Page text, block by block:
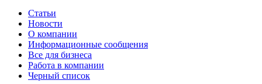
Статьи
Новости
О компании
Информационные сообщения
Все для бизнеса
Работа в компании
Черный список